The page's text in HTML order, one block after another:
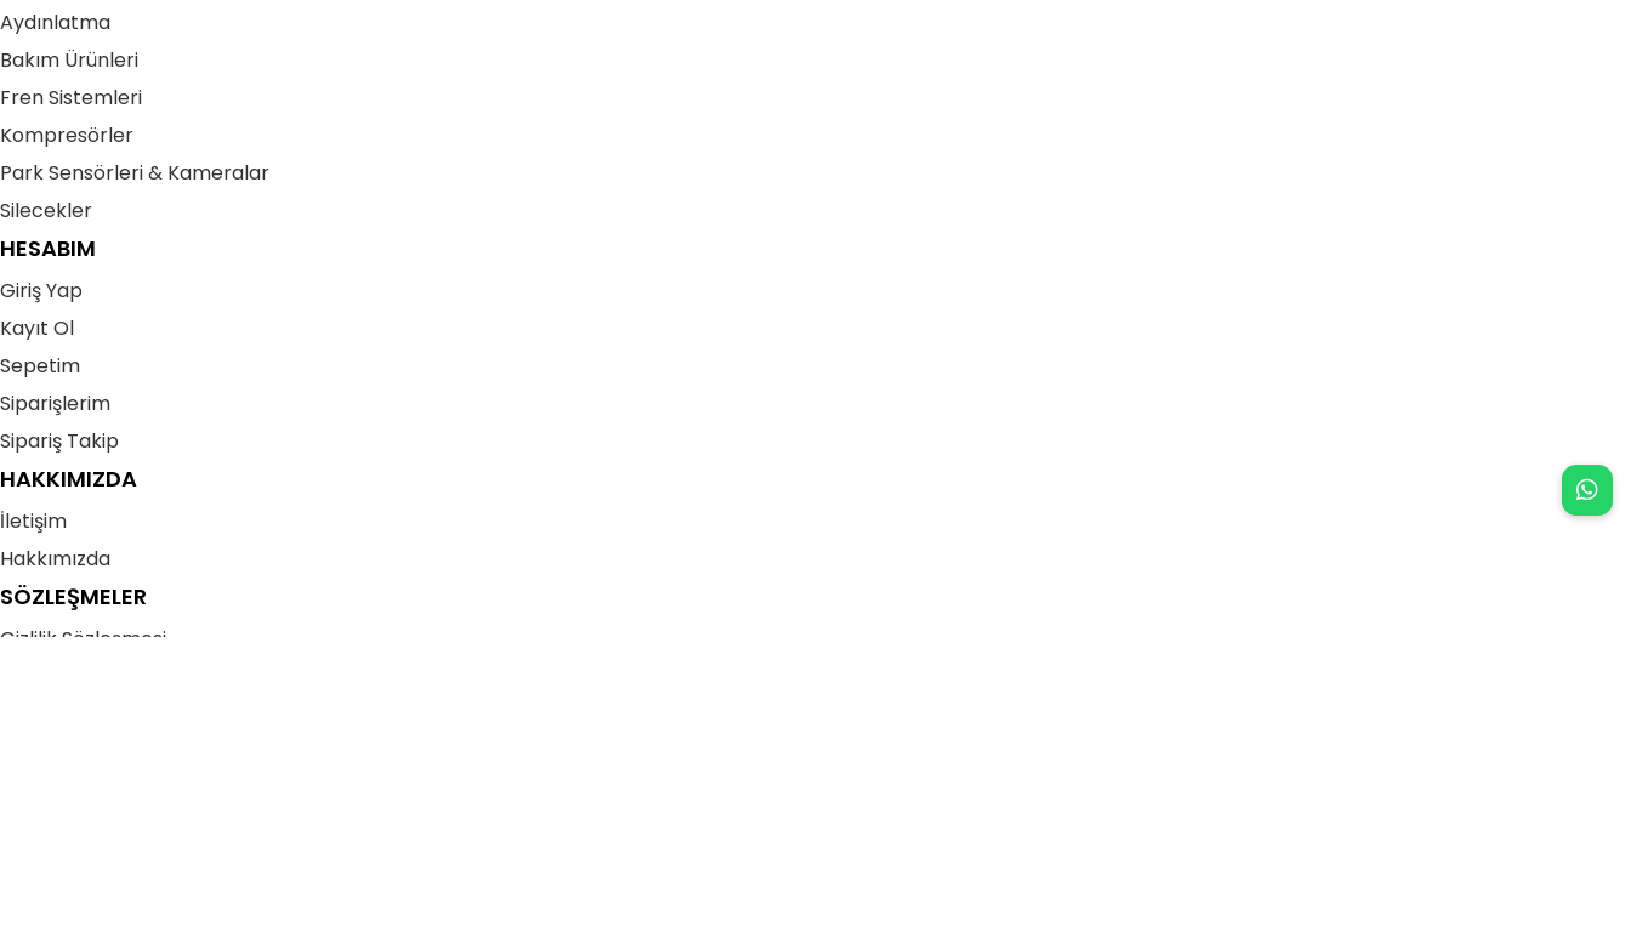
Aydınlatma
Bakım Ürünleri
Fren Sistemleri
Kompresörler
Park Sensörleri & Kameralar
Silecekler
HESABIM
Giriş Yap
Kayıt Ol
Sepetim
Siparişlerim
Sipariş Takip
HAKKIMIZDA
İletişim
Hakkımızda
SÖZLEŞMELER
Gizlilik Sözleşmesi